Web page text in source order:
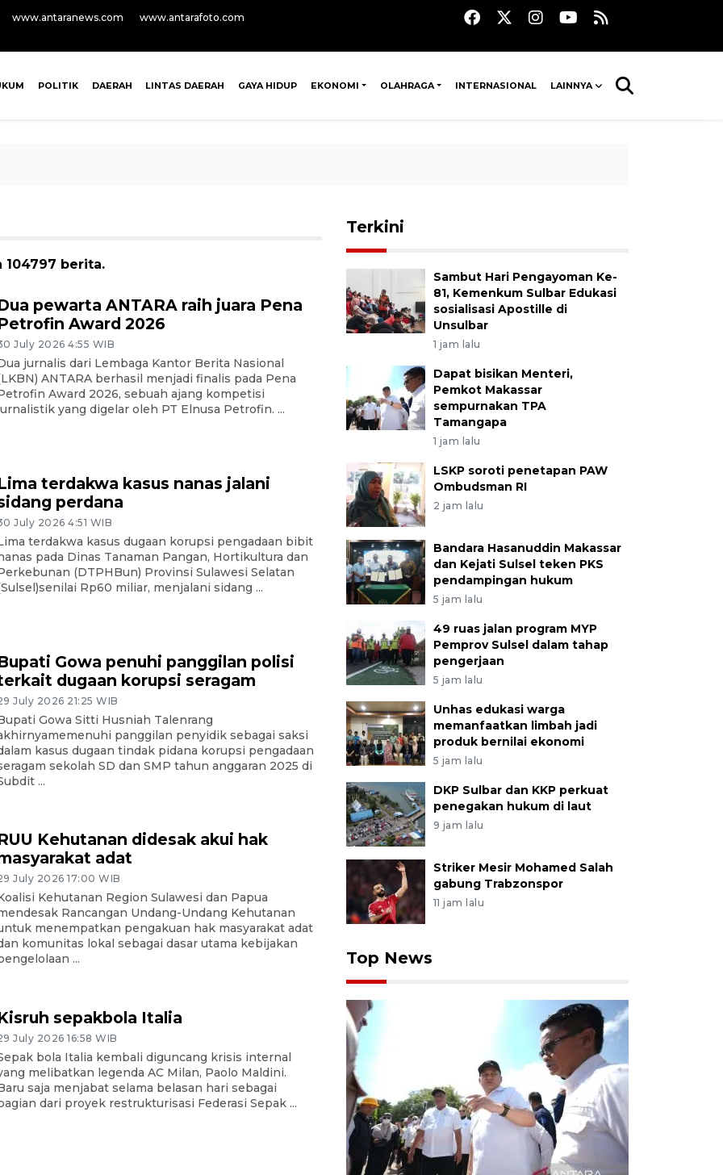
www.antaranews.com www.antarafoto.com
POLITIK DAERAH LINTAS DAERAH GAYA HIDUP EKONOMI OLAHRAGA INTERNASIONAL LAINNYA
berita.
pewarta ANTARA raih juara Pena
Award 2026
July 2026 4:55 WIB
jurnalis dari Lembaga Kantor Berita Nasional
ANTARA berhasil menjadi finalis pada Pena
Award 2026, sebuah ajang kompetisi
yang digelar oleh PT Elnusa Petrofin. ...
terdakwa kasus nanas jalani
perdana
July 2026 4:51 WIB
terdakwa kasus dugaan korupsi pengadaan bibit
pada Dinas Tanaman Pangan, Hortikultura dan
(DTPHBun) Provinsi Sulawesi Selatan
Rp60 miliar, menjalani sidang ...
Gowa penuhi panggilan polisi
dugaan korupsi seragam
July 2026 21:25 WIB
Gowa Sitti Husniah Talenrang
panggilan penyidik sebagai saksi
kasus dugaan tindak pidana korupsi pengadaan
sekolah SD dan SMP tahun anggaran 2025 di
...
Kehutanan didesak akui hak
adat
July 2026 17:00 WIB
Kehutanan Region Sulawesi dan Papua
Rancangan Undang-Undang Kehutanan
menempatkan pengakuan hak masyarakat adat
komunitas lokal sebagai dasar utama kebijakan
...
sepakbola Italia
July 2026 16:58 WIB
bola Italia kembali diguncang krisis internal
melibatkan legenda AC Milan, Paolo Maldini.
saja menjabat selama belasan hari sebagai
dari proyek restrukturisasi Federasi Sepak ...
Terkini
Sambut Hari Pengayoman Ke-
81, Kemenkum Sulbar Edukasi
sosialisasi Apostille di
Unsulbar
1 jam lalu
Dapat bisikan Menteri,
Pemkot Makassar
sempurnakan TPA
Tamangapa
1 jam lalu
LSKP soroti penetapan PAW
Ombudsman RI
2 jam lalu
Bandara Hasanuddin Makassar
dan Kejati Sulsel teken PKS
pendampingan hukum
5 jam lalu
49 ruas jalan program MYP
Pemprov Sulsel dalam tahap
pengerjaan
5 jam lalu
Unhas edukasi warga
memanfaatkan limbah jadi
produk bernilai ekonomi
5 jam lalu
DKP Sulbar dan KKP perkuat
penegakan hukum di laut
9 jam lalu
Striker Mesir Mohamed Salah
gabung Trabzonspor
11 jam lalu
Top News